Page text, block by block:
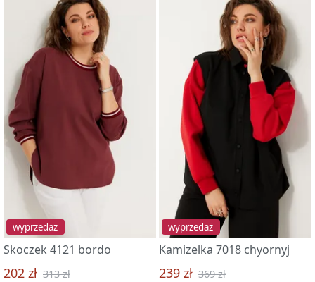
wyprzedaż
Skoczek 4121 bordo
202 zł 313 zł
wyprzedaż
Kamizelka 7018 chyornyj
239 zł 369 zł